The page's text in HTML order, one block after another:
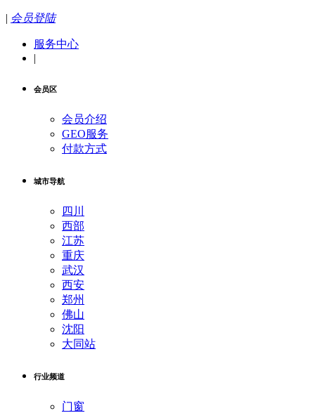
| 会员登陆
服务中心
|
会员区
会员介绍
GEO服务
付款方式
城市导航
四川
西部
江苏
重庆
武汉
西安
郑州
佛山
沈阳
大同站
行业频道
门窗